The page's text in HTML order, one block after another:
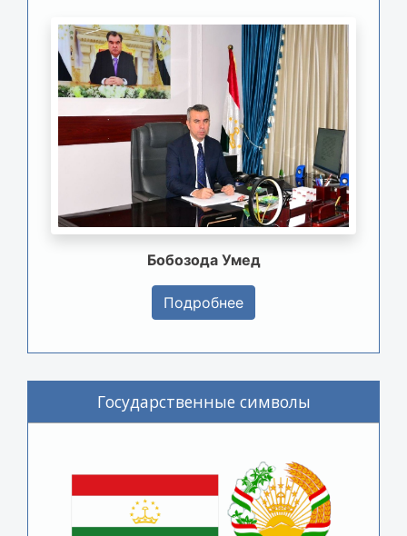
Бобозода Умед
Подробнее
Государственные символы